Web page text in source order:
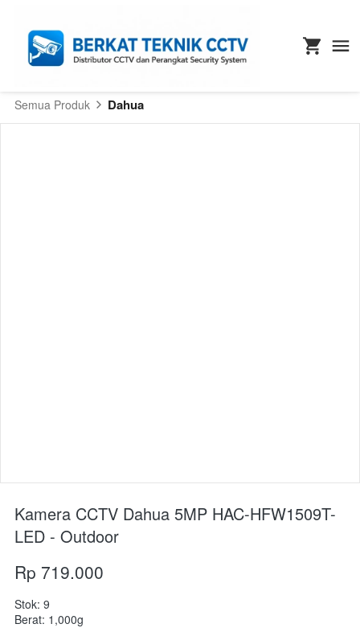
Semua Produk Dahua
Kamera CCTV Dahua 5MP HAC-HFW1509T-
LED - Outdoor
Rp 719.000
Stok: 9
Berat: 1,000g